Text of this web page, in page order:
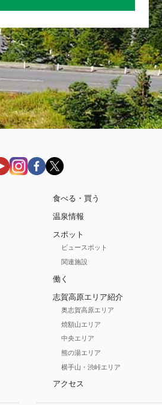
食べる・買う
温泉情報
スポット
ビュースポット
関連施設
働く
志賀高原エリア紹介
奥志賀高原エリア
焼額山エリア
中央エリア
熊の湯エリア
横手山・渋峠エリア
アクセス